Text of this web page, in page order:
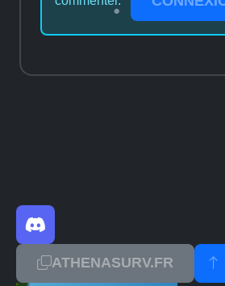
ATHENASURV.FR